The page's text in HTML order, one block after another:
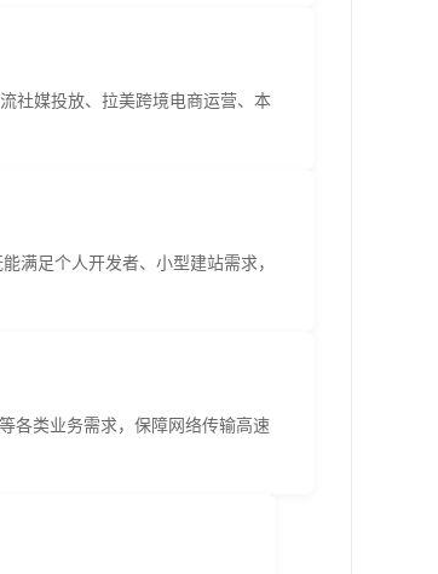
社媒投放、拉美跨境电商运营、本
满足个人开发者、小型建站需求，
各类业务需求，保障网络传输高速